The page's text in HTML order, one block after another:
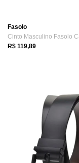
Fasolo
R$ 119,89